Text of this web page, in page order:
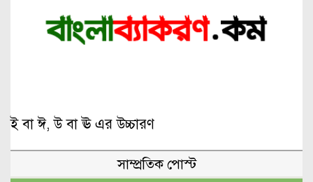
ই বা ঈ, উ বা ঊ এর উচ্চারণ
সাম্প্রতিক পোস্ট